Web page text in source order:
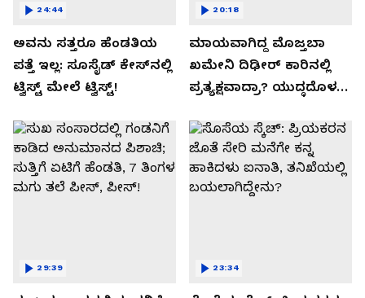
ಅವನು ಸತ್ತರೂ ಹೆಂಡತಿಯ
ಪತ್ತೆ ಇಲ್ಲ: ಸೂಸೈಡ್​​ ಕೇಸ್​​ನಲ್ಲಿ
ಟ್ವಿಸ್ಟ್​ ಮೇಲೆ ಟ್ವಿಸ್ಟ್!
24:44
ಮಾಯವಾಗಿದ್ದ ಮೊಜ್ತಬಾ
ಖಮೇನಿ ದಿಢೀರ್ ಕಾರಿನಲ್ಲಿ
ಪ್ರತ್ಯಕ್ಷವಾದ್ರಾ? ಯುದ್ಧದೊಳಗೆ
20:18
29:39 23:34